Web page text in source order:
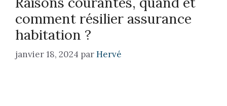
comment résilier assurance
habitation ?
janvier 18, 2024 parHervé